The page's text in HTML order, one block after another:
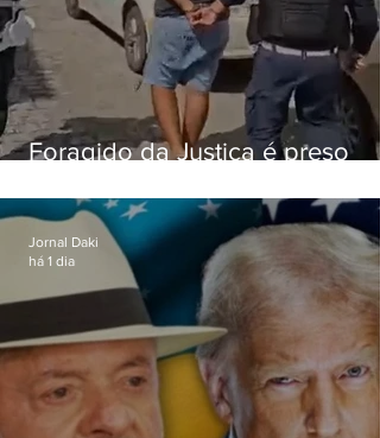
Foragido da Justiça é preso
RJ-106, em Maricá
Jornal Daki
há 1 dia